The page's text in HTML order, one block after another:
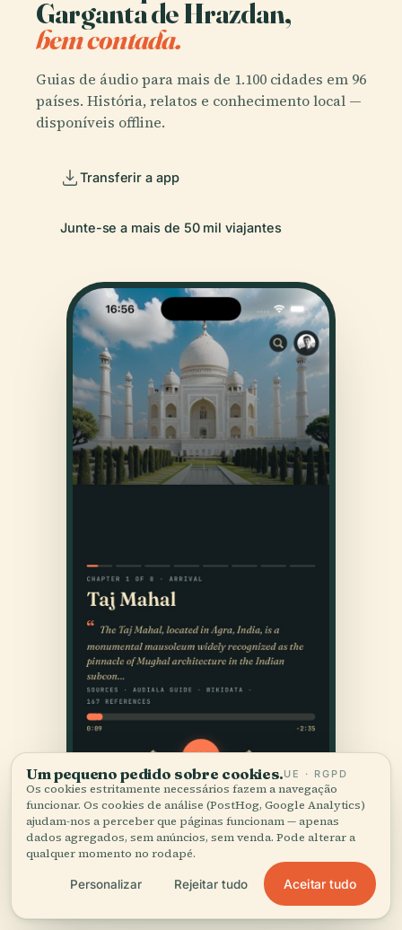
Garganta de Hrazdan,
bem contada.
Guias de áudio para mais de 1.100 cidades em 96
países. História, relatos e conhecimento local —
disponíveis offline.
Transferir a app
Junte-se a mais de 50 mil viajantes
Um pequeno pedido sobre cookies.UE · RGPD
Os cookies estritamente necessários fazem a navegação
funcionar. Os cookies de análise (PostHog, Google Analytics)
ajudam-nos a perceber que páginas funcionam — apenas
dados agregados, sem anúncios, sem venda. Pode alterar a
qualquer momento no rodapé.
Personalizar Rejeitar tudo Aceitar tudo